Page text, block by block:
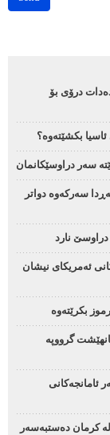
درۆی بۆ
بکشێتەوە؟
سەر دراوسێکانمان
سەرکەوە دواتر
دراوسێ نارد
ئەمریکای نیشان
بکرێتەوە
گرووپە
لە کرمان دەستبەسەر